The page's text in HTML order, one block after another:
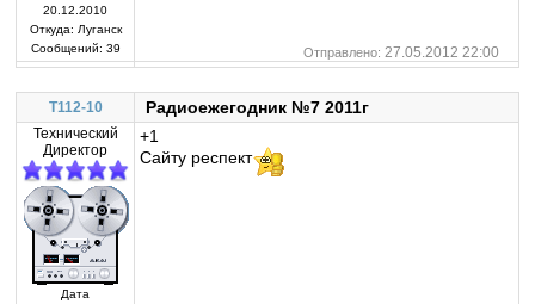
20.12.2010
Откуда: Луганск
Сообщений: 39 Отправлено: 27.05.2012 22:00
T112-10 Радиоежегодник №7 2011г
Технический
Директор
Дата
+1
Сайту респект